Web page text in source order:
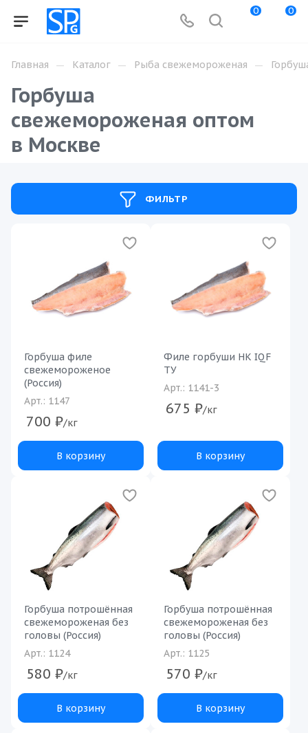
0 0
Главная — Каталог — Рыба свежемороженая —
Горбуша
свежемороженая оптом
в Москве
ФИЛЬТР
Горбуша филе
свежемороженое
(Россия)
Арт.: 1147
700 ₽/кг
В корзину
Филе горбуши НК IQF
ТУ
Арт.: 1141-3
675 ₽/кг
В корзину
Горбуша потрошённая
свежемороженая без
головы (Россия)
Арт.: 1124
580 ₽/кг
В корзину
Горбуша потрошённая
свежемороженая без
головы (Россия)
Арт.: 1125
570 ₽/кг
В корзину